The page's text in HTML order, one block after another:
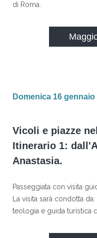
di Roma.
Domenica 16 gennaio
Vicoli e piazze
Itinerario 1:
Anastasia.
Passeggiata con visita
La visita sarà condotta
teologia e guida turistica